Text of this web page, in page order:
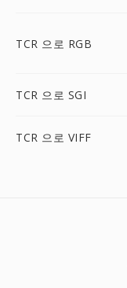
TCR 으로 RGB
TCR 으로 SGI
TCR 으로 VIFF